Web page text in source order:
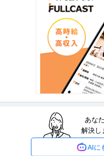
経理（財務会計） ／ ファイナ
ルネサスエレクトロニクス株式会社
年間休日100日以上 年間休日110日
【職種】管理＞経理（財務会計）
に応じ、当該求人をビズリー…続き
経営者・CEO・COO等 ／ 「
Programに採択選抜された研
けた経営パートナー）
東京科学大学（旧東京工業大学、旧
WEB面接OK リモートワーク
【職種】経営＞経営者・CEO・
＞教育 ※会員属性などに
…続きを見る
あな
解決し
AIに